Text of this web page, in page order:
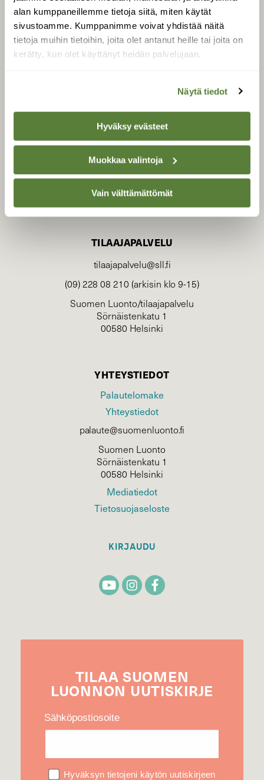
alan kumppaneillemme tietoja siitä, miten käytät
sivustoamme. Kumppanimme voivat yhdistää näitä
tietoja muihin tietoihin, joita olet antanut heille tai joita on
kerätty, kun olet käyttänyt heidän palvelujaan.
Näytä tiedot
Hyväksy evästeet
Muokkaa valintoja
Vain välttämättömät
SUOMEN LUONNON­
SUOJELU­LIITTO
Suomen Luonto -lehden
luonnonsuojelu­liitto.
TILAAJAPALVELU
tilaajapalvelu@sll.fi
(09) 228 08 210 (arkisin klo 9-15)
Suomen Luonto/tilaajapalvelu
Sörnäistenkatu 1
00580 Helsinki
YHTEYSTIEDOT
Palautelomake
Yhteystiedot
palaute@suomenluonto.fi
Suomen Luonto
Sörnäistenkatu 1
00580 Helsinki
Mediatiedot
Tietosuojaseloste
KIRJAUDU
TILAA SUOMEN
LUONNON UUTIS­KIRJE
Sähköpostiosoite
Hyväksyn tietojeni käytön uutiskirjeen